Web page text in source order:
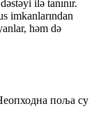
ilə tanınır.
imkanlarından
həm də
поља су